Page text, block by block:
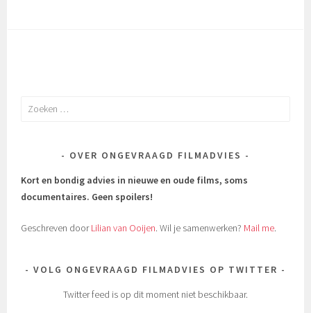
Zoeken
OVER ONGEVRAAGD FILMADVIES
Kort en bondig advies in nieuwe en oude films, soms
documentaires. Geen spoilers!
Geschreven doorLilian van Ooijen. Wil je samenwerken? Mail me.
VOLG ONGEVRAAGD FILMADVIES OP TWITTER
Twitter feed is op dit moment niet beschikbaar.